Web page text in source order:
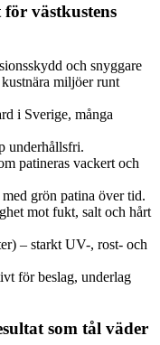
västkustens
och snyggare
miljöer runt
i Sverige, många
underhållsfri.
patineras vackert och
grön patina över tid.
mot fukt, salt och hårt
– starkt UV-, rost- och
för beslag, underlag
som tål väder